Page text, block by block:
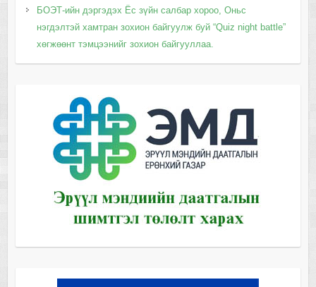
БОЭТ-ийн дэргэдэх Ёс зүйн салбар хороо, Оньс
нэгдэлтэй хамтран зохион байгуулж буй “Quiz night battle”
хөгжөөнт тэмцээнийг зохион байгууллаа.